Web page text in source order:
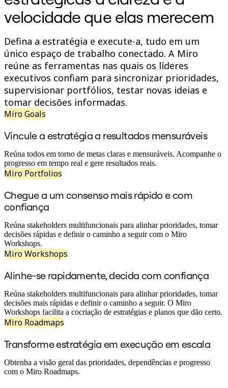
Por setor
Digital
Serviços profissionais
Varejo
Serviços financeiros
Ciência da vida e farmacêutica
Por time
Gestão de produto
Design e UX
Engenharia
Liderança de produto e operações
TI
Sistema operacional de produto
Transformação com IA
Design de experiência do cliente e serviço
Transformação de nuvem e software
Recursos
Histórias de clientes
Academy
Aprendizagem na Reforge
Central de ajuda
Eventos
Comunidade
Blog
Parceiros e serviços
Serviços Profissionais da Miro
velocidade que elas merecem
Defina a estratégia e execute-a, tudo em um
único espaço de trabalho conectado. A Miro
reúne as ferramentas nas quais os líderes
executivos confiam para sincronizar prioridades,
supervisionar portfólios, testar novas ideias e
tomar decisões informadas.
Miro Goals
Vincule a estratégia a resultados mensuráveis
Reúna todos em torno de metas claras e mensuráveis. Acompanhe o
progresso em tempo real e gere resultados reais.
Miro Portfolios
Chegue a um consenso mais rápido e com
confiança
Reúna stakeholders multifuncionais para alinhar prioridades, tomar
decisões rápidas e definir o caminho a seguir com o Miro
Workshops.
Miro Workshops
Alinhe-se rapidamente, decida com confiança
Reúna stakeholders multifuncionais para alinhar prioridades, tomar
decisões mais rápidas e definir o caminho a seguir. O Miro
Workshops facilita a cocriação de estratégias e planos que dão certo.
Miro Roadmaps
Transforme estratégia em execução em escala
Obtenha a visão geral das prioridades, dependências e progresso
com o Miro Roadmaps.